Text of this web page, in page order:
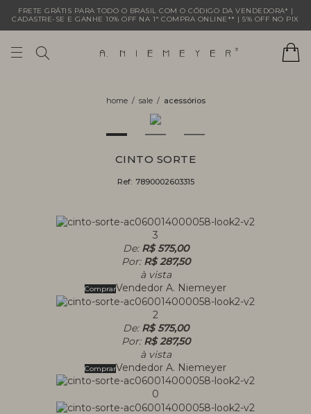
FRETE GRÁTIS PARA TODO O BRASIL COM O CÓDIGO DA VENDEDORA* |
CADASTRE-SE E GANHE 10% OFF NA 1ª COMPRA ONLINE** | 5% OFF NO PIX
sale acessórios
CINTO SORTE
Ref: 7890002603315
3
De: R$ 575,00
Por: R$ 287,50
à vista
ComprarVendedor A. Niemeyer
2
De: R$ 575,00
Por: R$ 287,50
à vista
ComprarVendedor A. Niemeyer
0